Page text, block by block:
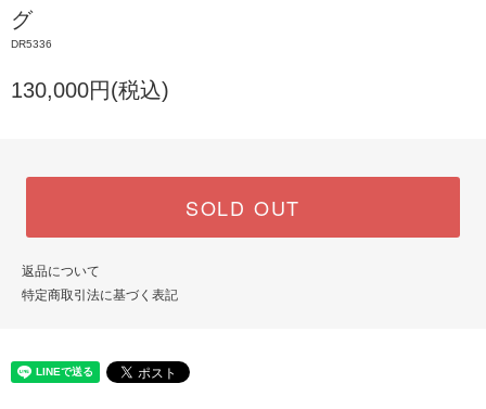
グ
DR5336
130,000円(税込)
SOLD OUT
返品について
特定商取引法に基づく表記